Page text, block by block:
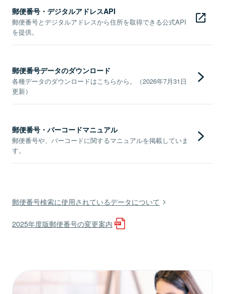
郵便番号・デジタルアドレスAPI
郵便番号とデジタルアドレスから住所を取得できる公式API
を提供。
郵便番号データのダウンロード
各種データのダウンロードはこちらから。（2026年7月31日
更新）
郵便番号・バーコードマニュアル
郵便番号や、バーコードに関するマニュアルを掲載していま
す。
郵便番号検索に使用されているデータについて
2025年度版郵便番号の変更案内